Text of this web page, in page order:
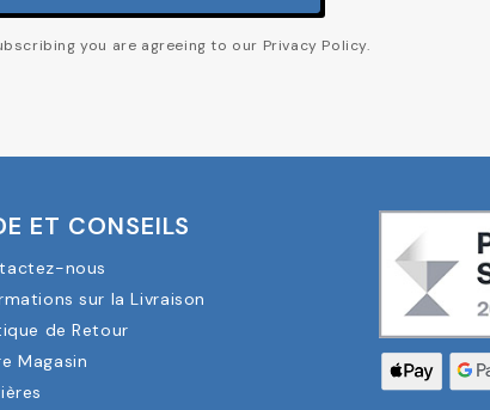
you are agreeing to our Privacy Policy.
ET CONSEILS
nous
sur la Livraison
de Retour
Magasin